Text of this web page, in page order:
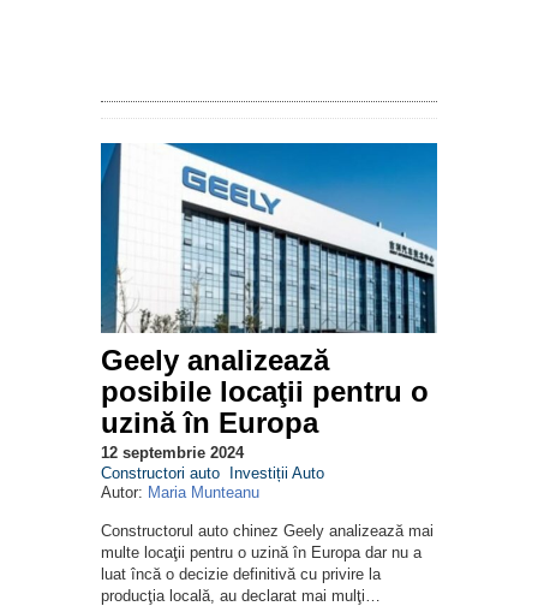
Geely analizează
posibile locaţii pentru o
uzină în Europa
12 septembrie 2024
Constructori auto
Investiții Auto
Autor: Maria Munteanu
Constructorul auto chinez Geely analizează mai
multe locaţii pentru o uzină în Europa dar nu a
luat încă o decizie definitivă cu privire la
producţia locală, au declarat mai mulţi…